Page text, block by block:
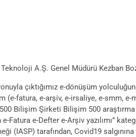
A.Ş. Genel Müdürü Kezban
çıktığımız e-dönüşüm
fatura, e-arşiv, e-irsaliye, e-smm, e-
Bilişim Şirketi Bilişim 500
Fatura e-Defter e-Arşiv yazılımı”
(IASP) tarafından, Covid19